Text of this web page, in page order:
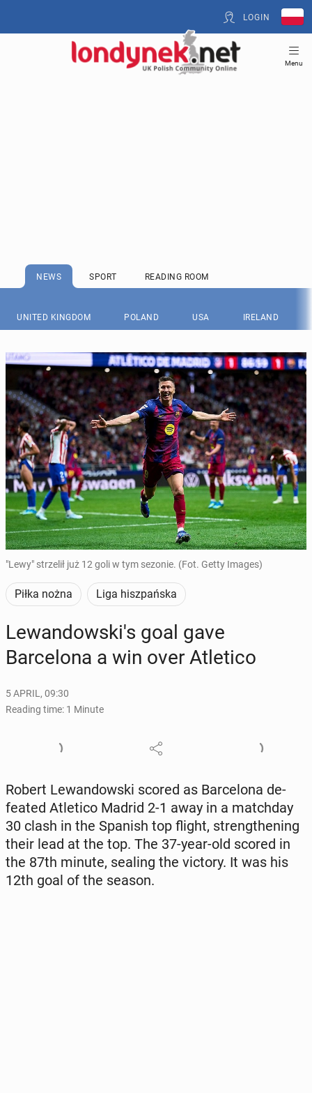
LOGIN
Menu
NEWS SPORT READING ROOM
UNITED KINGDOM POLAND USA IRELAND
"Lewy" strzelił już 12 goli w tym sezonie. (Fot. Getty Images)
Piłka nożna Liga hiszpańska
Lewandowski's goal gave
Barcelona a win over Atleti­co
5 APRIL, 09:30
Reading time: 1 Minute
Robert Lewandows­ki scored as Barcelona de­
feat­ed Atleti­co Madrid 2-1 away in a match­day
30 clash in the Spanish top flight, strength­en­ing
their lead at the top. The 37-year-old scored in
the 87th minute, sealing the victory. It was his
12th goal of the season.